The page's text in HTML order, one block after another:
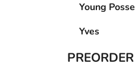
Young Posse
Yves
PREORDER